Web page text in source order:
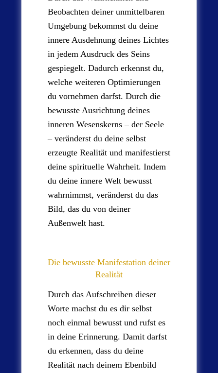
Beobachten deiner unmittelbaren
Umgebung bekommst du deine
innere Ausdehnung deines Lichtes
in jedem Ausdruck des Seins
gespiegelt. Dadurch erkennst du,
welche weiteren Optimierungen
du vornehmen darfst. Durch die
bewusste Ausrichtung deines
inneren Wesenskerns – der Seele
– veränderst du deine selbst
erzeugte Realität und manifestierst
deine spirituelle Wahrheit. Indem
du deine innere Welt bewusst
wahrnimmst, veränderst du das
Bild, das du von deiner
Außenwelt hast.
Die bewusste Manifestation deiner
Realität
Durch das Aufschreiben dieser
Worte machst du es dir selbst
noch einmal bewusst und rufst es
in deine Erinnerung. Damit darfst
du erkennen, dass du deine
Realität nach deinem Ebenbild